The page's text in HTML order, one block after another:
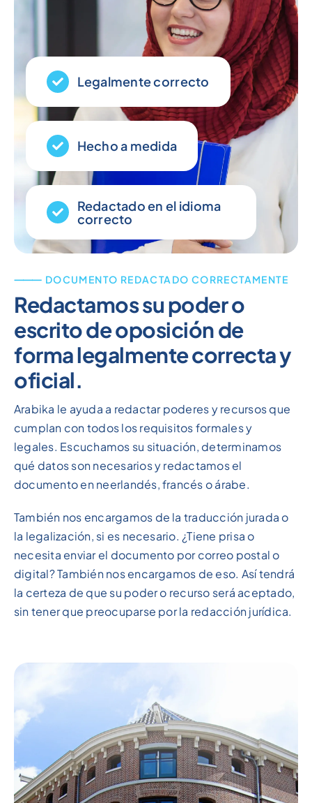
⸻ DOCUMENTO REDACTADO CORRECTAMENTE
Redactamos su poder o
escrito de oposición de
forma legalmente correcta y
oficial.
Arabika le ayuda a redactar poderes y recursos que
cumplan con todos los requisitos formales y
legales. Escuchamos su situación, determinamos
qué datos son necesarios y redactamos el
documento en neerlandés, francés o árabe.
También nos encargamos de la traducción jurada o
la legalización, si es necesario. ¿Tiene prisa o
necesita enviar el documento por correo postal o
digital? También nos encargamos de eso. Así tendrá
la certeza de que su poder o recurso será aceptado,
sin tener que preocuparse por la redacción jurídica.
Legalmente correcto
Hecho a medida
Redactado en el idioma
correcto